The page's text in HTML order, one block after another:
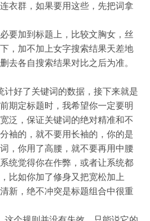
衣群，如果要用这些，先把词拿
加到标题上，比较文胸女，丝
，加不加上女字搜索结果天差地
去各自搜索结果对比之后为准。
好了关键词的数据，接下来就是
期定标题时，我希望你一定要明
泛，保证关键词的绝对精准和不
袖的，就不要用长袖的，你的是
，你用了高腰，就不要再用中腰
统觉得你在作弊，或者让系统都
比如你加了修身又把宽松加上
新，绝不冲突是标题组合中很重